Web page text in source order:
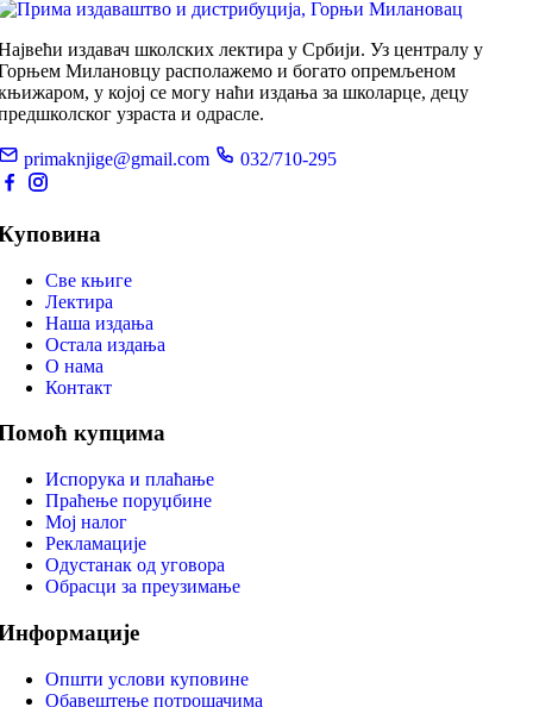
издавач школских лектира у Србији. Уз централу у
Милановцу располажемо и богато опремљеном
у којој се могу наћи издања за школарце, децу
узраста и одрасле.
primaknjige@gmail.com 032/710-295
Све књиге
Лектира
Наша издања
Остала издања
О нама
Контакт
купцима
Испорука и плаћање
Праћење поруџбине
Мој налог
Рекламације
Одустанак од уговора
Обрасци за преузимање
Општи услови куповине
Обавештење потрошачима